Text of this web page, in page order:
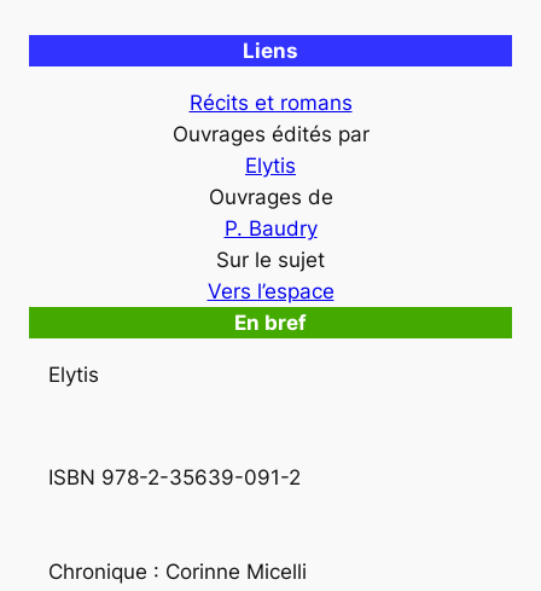
Liens
Récits et romans
Ouvrages édités par
Elytis
Ouvrages de
P. Baudry
Sur le sujet
Vers l’espace
En bref
Elytis
ISBN 978-2-35639-091-2
Chronique : Corinne Micelli